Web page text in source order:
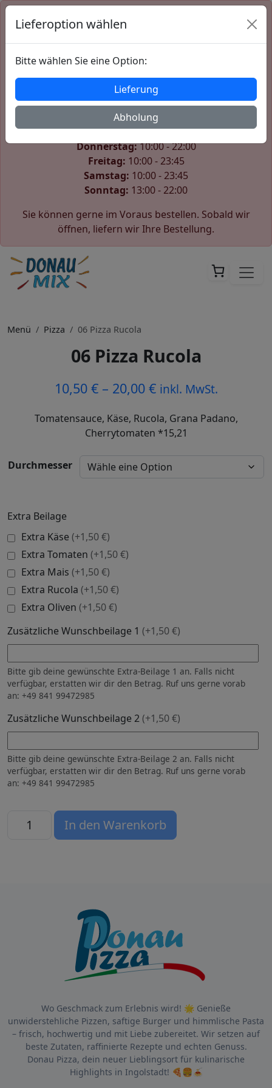
Der Shop ist derzeit geschlossen
Wir öffnen wieder am Sonntag um 13:00.
Unsere Öffnungszeiten:
Montag:10:00 - 22:00
Dienstag:10:00 - 22:00
Mittwoch:10:00 - 22:00
Donnerstag:10:00 - 22:00
Freitag: 10:00 - 23:45
Samstag: 10:00 - 23:45
Sonntag: 13:00 - 22:00
Sie können gerne im Voraus bestellen. Sobald wir
öffnen, liefern wir Ihre Bestellung.
Menü Pizza 06 Pizza Rucola
06 Pizza Rucola
10,50 €– 20,00 € inkl. MwSt.
Tomatensauce, Käse, Rucola, Grana Padano,
Cherrytomaten *15,21
Durchmesser
Extra Beilage
Extra Käse (+1,50 €)
Extra Tomaten (+1,50 €)
Extra Mais (+1,50 €)
Extra Rucola (+1,50 €)
Extra Oliven (+1,50 €)
Zusätzliche Wunschbeilage 1 (+1,50 €)
Bitte gib deine gewünschte Extra-Beilage 1 an. Falls nicht
verfügbar, erstatten wir dir den Betrag. Ruf uns gerne vorab
an: +49 841 99472985
Zusätzliche Wunschbeilage 2(+1,50 €)
Bitte gib deine gewünschte Extra-Beilage 2 an. Falls nicht
verfügbar, erstatten wir dir den Betrag. Ruf uns gerne vorab
an: +49 841 99472985
06 Pizza Rucola MengeIn den Warenkorb
Wo Geschmack zum Erlebnis wird! 🌟 Genieße
unwiderstehliche Pizzen, saftige Burger und himmlische Pasta
– frisch, hochwertig und mit Liebe zubereitet. Wir setzen auf
beste Zutaten, raffinierte Rezepte und echten Genuss.
Donau Pizza, dein neuer Lieblingsort für kulinarische
Highlights in Ingolstadt! 🍕🍔🍝
Lieferoption wählen
Bitte wählen Sie eine Option:
Lieferung
Abholung